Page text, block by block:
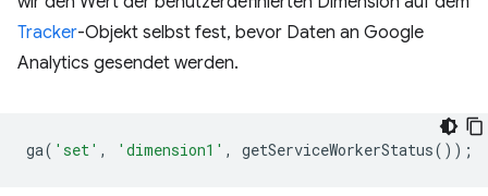
Tracker-Objekt selbst fest, bevor Daten an Google
Analytics gesendet werden.
ga( 'set' , 'dimension1' , getServiceWorkerStatus());